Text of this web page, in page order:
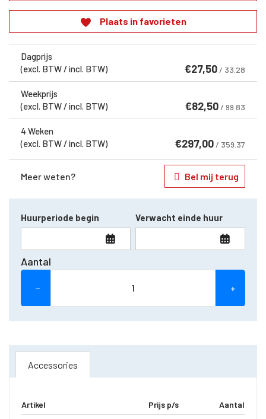
Plaats in favorieten
Dagprijs
(excl. BTW / incl. BTW)
€27,50 / 33.28
Weekprijs
(excl. BTW / incl. BTW)
€82,50 / 99.83
4 Weken
(excl. BTW / incl. BTW)
€297,00 / 359.37
Meer weten? Bel mij terug
Huurperiode begin Verwacht einde huur
Aantal
− +
Accessories
Artikel Prijs p/s Aantal